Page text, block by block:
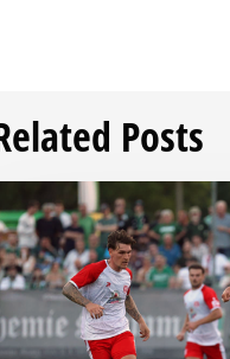
Posts
Bittere